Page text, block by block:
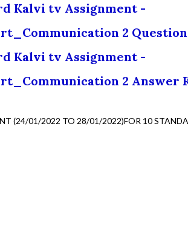
Kalvi tv Assignment -
2 Question
Kalvi tv Assignment -
2 Answer
(24/01/2022 TO 28/01/2022)FOR 10